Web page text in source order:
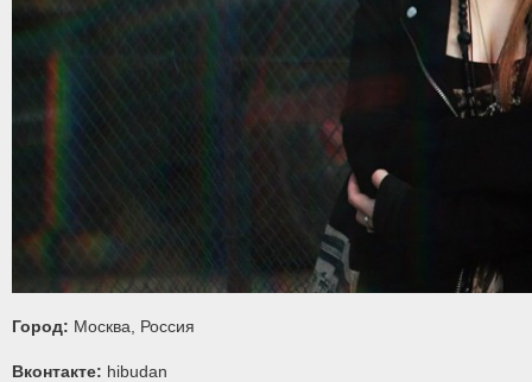
Город: Москва, Россия
Вконтакте: hibudan